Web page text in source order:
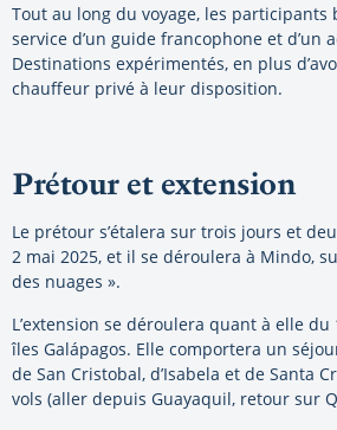
Tout au long du voyage, les participants
service d’un guide francophone et d’un
Destinations expérimentés, en plus
chauffeur privé à leur disposition.
Prétour et extension
Le prétour s’étalera sur trois jours et
2 mai 2025, et il se déroulera à Mindo,
des nuages ».
L’extension se déroulera quant à elle du
îles Galápagos. Elle comportera un
de San Cristobal, d’Isabela et de Santa
vols (aller depuis Guayaquil, retour sur